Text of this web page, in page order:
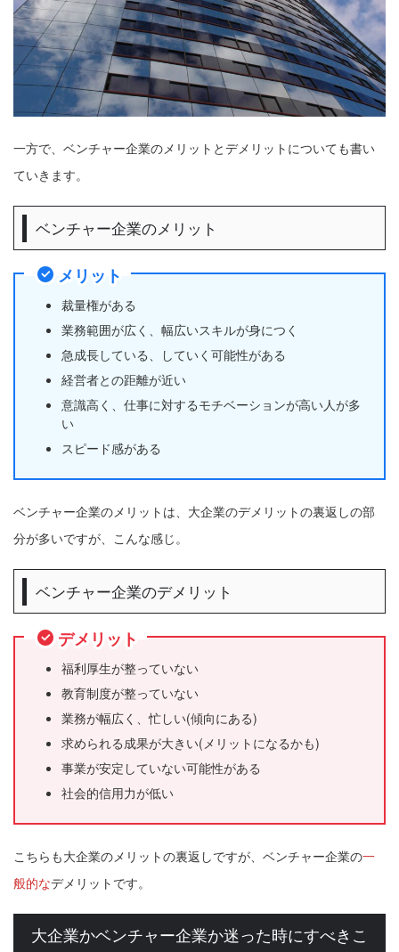
一方で、ベンチャー企業のメリットとデメリットについても書い
ていきます。
ベンチャー企業のメリット
メリット
裁量権がある
業務範囲が広く、幅広いスキルが身につく
急成長している、していく可能性がある
経営者との距離が近い
意識高く、仕事に対するモチベーションが高い人が多
い
スピード感がある
ベンチャー企業のメリットは、大企業のデメリットの裏返しの部
分が多いですが、こんな感じ。
ベンチャー企業のデメリット
デメリット
福利厚生が整っていない
教育制度が整っていない
業務が幅広く、忙しい(傾向にある)
求められる成果が大きい(メリットになるかも)
事業が安定していない可能性がある
社会的信用力が低い
こちらも大企業のメリットの裏返しですが、ベンチャー企業の一
般的なデメリットです。
大企業かベンチャー企業か迷った時にすべきこ